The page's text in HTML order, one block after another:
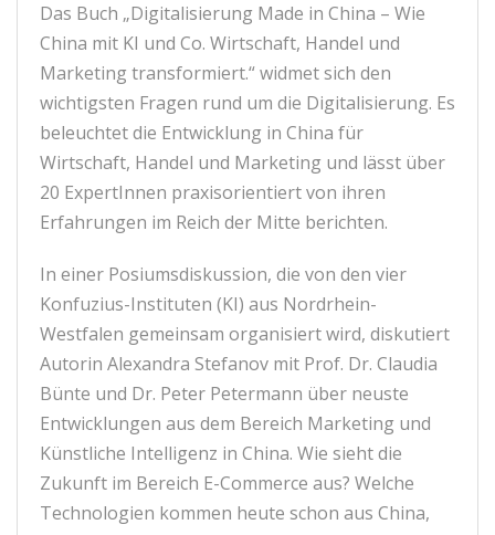
Das Buch „Digitalisierung Made in China – Wie
China mit KI und Co. Wirtschaft, Handel und
Marketing transformiert.“ widmet sich den
wichtigsten Fragen rund um die Digitalisierung. Es
beleuchtet die Entwicklung in China für
Wirtschaft, Handel und Marketing und lässt über
20 ExpertInnen praxisorientiert von ihren
Erfahrungen im Reich der Mitte berichten.
In einer Posiumsdiskussion, die von den vier
Konfuzius-Instituten (KI) aus Nordrhein-
Westfalen gemeinsam organisiert wird, diskutiert
Autorin Alexandra Stefanov mit Prof. Dr. Claudia
Bünte und Dr. Peter Petermann über neuste
Entwicklungen aus dem Bereich Marketing und
Künstliche Intelligenz in China. Wie sieht die
Zukunft im Bereich E-Commerce aus? Welche
Technologien kommen heute schon aus China,